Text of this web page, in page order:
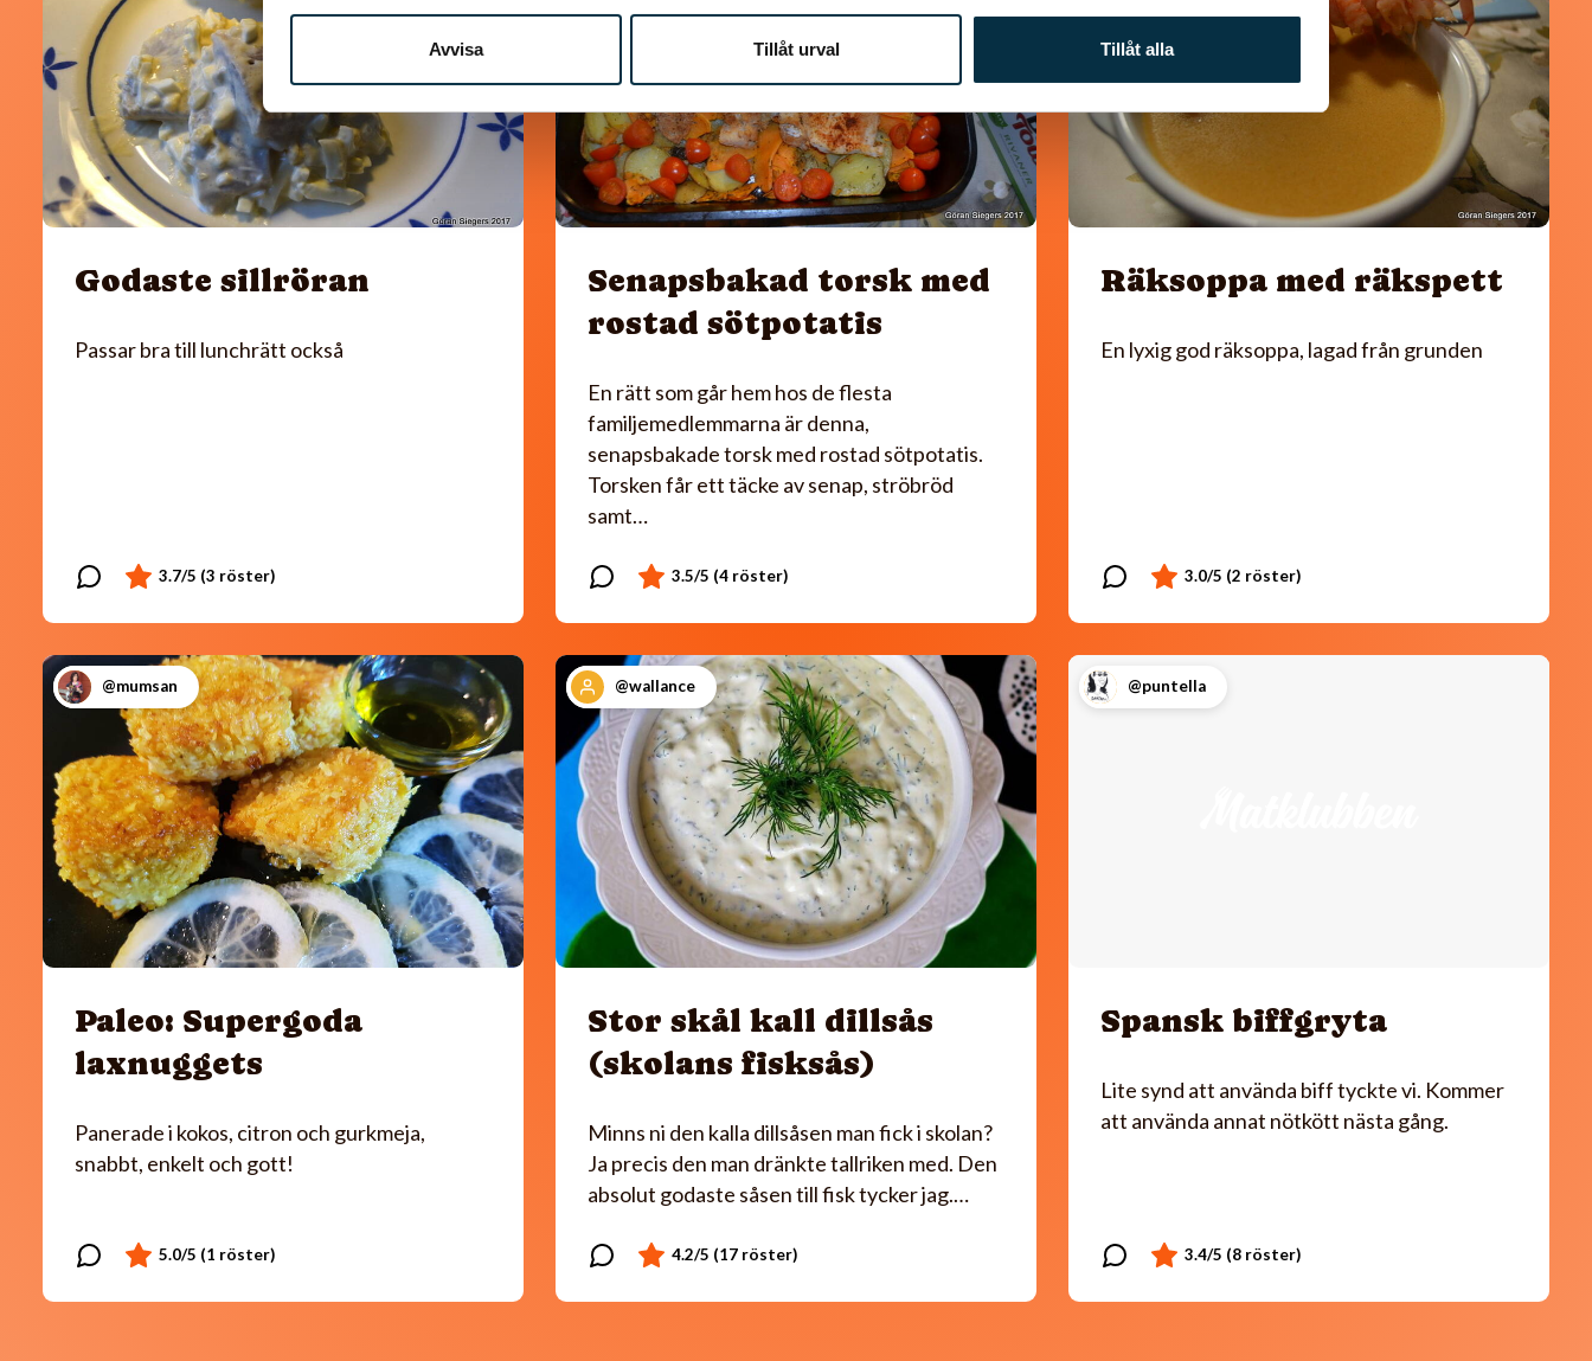
Avvisa Tillåt urval Tillåt alla
Godaste sillröran
Passar bra till lunchrätt också
Senapsbakad torsk med
rostad sötpotatis
En rätt som går hem hos de flesta
familjemedlemmarna är denna,
senapsbakade torsk med rostad sötpotatis.
Torsken får ett täcke av senap, ströbröd
samt…
Räksoppa med räkspett
En lyxig god räksoppa, lagad från grunden
@mumsan
Paleo: Supergoda
laxnuggets
Panerade i kokos, citron och gurkmeja,
snabbt, enkelt och gott!
@wallance
Stor skål kall dillsås
(skolans fisksås)
Minns ni den kalla dillsåsen man fick i skolan?
Ja precis den man dränkte tallriken med. Den
absolut godaste såsen till fisk tycker jag.…
@puntella
Spansk biffgryta
Lite synd att använda biff tyckte vi. Kommer
att använda annat nötkött nästa gång.